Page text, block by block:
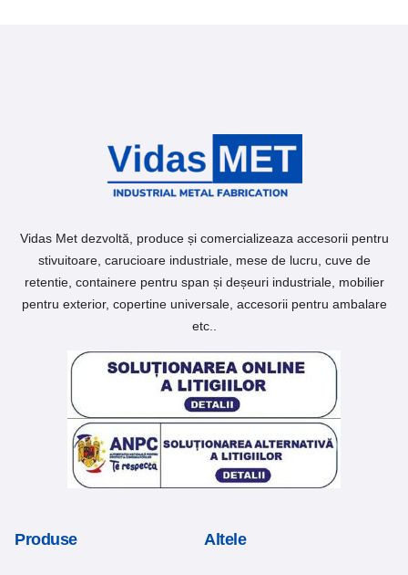
Vidas Met dezvoltă, produce și comercializeaza accesorii pentru
stivuitoare, carucioare industriale, mese de lucru, cuve de
retentie, containere pentru span și deșeuri industriale, mobilier
pentru exterior, copertine universale, accesorii pentru ambalare
etc..
Produse Altele